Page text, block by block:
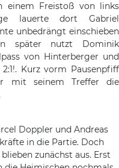
einem Freistoß von links
lauerte dort Gabriel
unbedrängt einschieben
später nutzt Dominik
von Hinterberger und
Kurz vorm Pausenpfiff
mit seinem Treffer die
Doppler und Andreas
in die Partie. Doch
zunächst aus. Erst